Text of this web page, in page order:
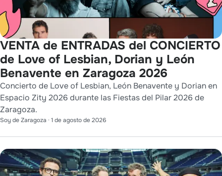
VENTA de ENTRADAS del CONCIERTO
de Love of Lesbian, Dorian y León
Benavente en Zaragoza 2026
Concierto de Love of Lesbian, León Benavente y Dorian en
Espacio Zity 2026 durante las Fiestas del Pilar 2026 de
Zaragoza.
Soy de Zaragoza · 1 de agosto de 2026